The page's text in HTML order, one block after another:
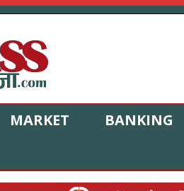
MARKET BANKING